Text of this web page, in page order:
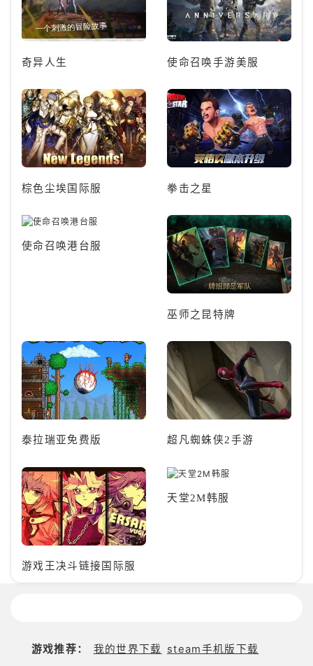
奇异人生 使命召唤手游美服
棕色尘埃国际服 拳击之星
使命召唤港台服
巫师之昆特牌
泰拉瑞亚免费版 超凡蜘蛛侠2手游
游戏王决斗链接国际服
天堂2M韩服
游戏推荐： 我的世界下载 steam手机版下载